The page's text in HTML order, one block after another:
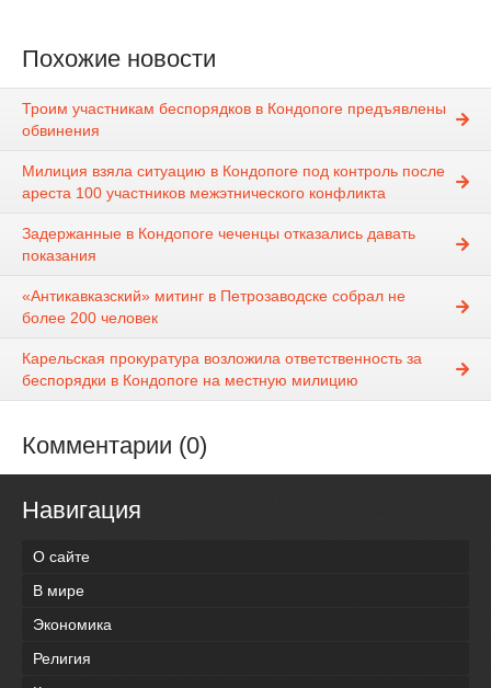
Похожие новости
Троим участникам беспорядков в Кондопоге предъявлены
обвинения
Милиция взяла ситуацию в Кондопоге под контроль после
ареста 100 участников межэтнического конфликта
Задержанные в Кондопоге чеченцы отказались давать
показания
«Антикавказский» митинг в Петрозаводске собрал не
более 200 человек
Карельская прокуратура возложила ответственность за
беспорядки в Кондопоге на местную милицию
Комментарии (0)
Навигация
О сайте
В мире
Экономика
Религия